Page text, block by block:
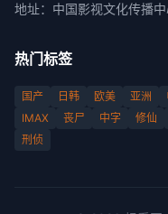
地址： 中国影视文化传播
热门标签
国产 日韩 欧美 亚洲
IMAX
丧尸 中字 修仙
刑侦